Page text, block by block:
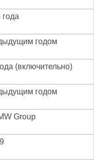
годом
(включительно)
годом
Group